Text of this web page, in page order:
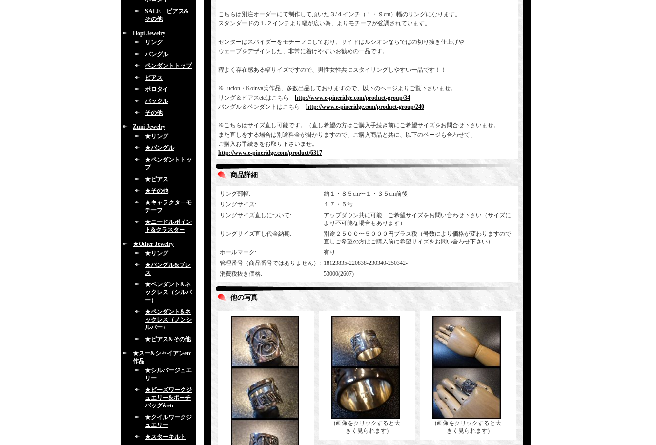
SALE ピアス&
その他
Hopi Jewelry
リング
バングル
ペンダントトップ
ピアス
ボロタイ
バックル
その他
Zuni Jewelry
★リング
★バングル
★ペンダントトッ
プ
★ピアス
★その他
★キャラクターモ
チーフ
★ニードルポイン
ト&クラスター
★Other Jewelry
★リング
★バングル&ブレ
ス
★ペンダント&ネ
ックレス（シルバ
ー）
★ペンダント&ネ
ックレス（ノンシ
ルバー）
★ピアス&その他
★スー&シャイアンetc
作品
★シルバージュエ
リー
★ビーズワークジ
ュエリー&ポーチ
バッグ&etc
★クイルワークジ
ュエリー
★スターキルト
こちらは別注オーダーにて制作して頂いた３/４インチ（１・９cm）幅のリングになります。
スタンダードの１/２インチより幅が広い為、よりモチーフが強調されています。
センターはスパイダーをモチーフにしており、サイドはルシオンならではの切り抜き仕上げや
ウェーブをデザインした、非常に着けやすいお勧めの一品です。
程よく存在感ある幅サイズですので、男性女性共にスタイリングしやすい一品です！！
※Lucion・Koinva氏作品、多数出品しておりますので、以下のページよりご覧下さいませ。
リング＆ピアスetcはこちら http://www.e-pineridge.com/product-group/34
バングル＆ペンダントはこちら http://www.e-pineridge.com/product-group/240
※こちらはサイズ直し可能です。（直し希望の方はご購入手続き前にご希望サイズをお問合せ下さいませ。
また直しをする場合は別途料金が掛かりますので、ご購入商品と共に、以下のページも合わせて、
ご購入お手続きをお取り下さいませ。
http://www.e-pineridge.com/product/6317
商品詳細
リング部幅:
約１・８５cm〜１・３５cm前後
リングサイズ:
１７・５号
リングサイズ直しについて:
アップダウン共に可能 ご希望サイズをお問い合わせ下さい（サイズに
より不可能な場合もあります）
リングサイズ直し代金納期:
別途２５００〜５０００円プラス税（号数により価格が変わりますので
直しご希望の方はご購入前に希望サイズをお問い合わせ下さい）
ホールマーク :
有り
管理番号（商品番号ではありません） : 18123835-220838-230340-250342-
消費税抜き価格: 53000(2607)
他の写真
(画像をクリックすると大
きく見られます)
(画像をクリックすると大
きく見られます)